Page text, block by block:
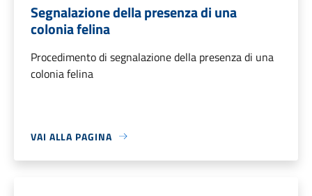
Segnalazione della presenza di una
colonia felina
Procedimento di segnalazione della presenza di una
colonia felina
VAI ALLA PAGINA